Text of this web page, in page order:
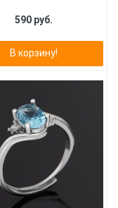
590 руб.
В корзину!